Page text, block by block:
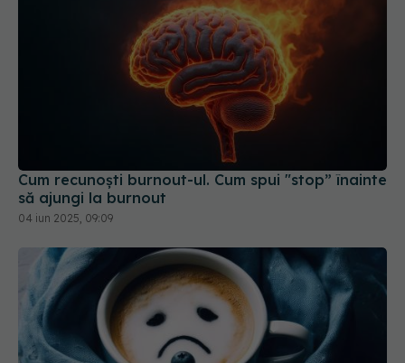
Cum recunoști burnout-ul. Cum spui "stop” înainte